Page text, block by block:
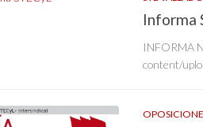
Informa
INFORMA
content/